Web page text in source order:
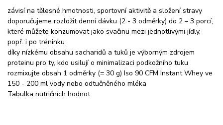
závisí na tělesné hmotnosti, sportovní aktivitě a složení stravy
doporučujeme rozložit denní dávku (2 - 3 odměrky) do 2 – 3 porcí,
které můžete konzumovat jako svačinu mezi jednotlivými jídly,
popř. i po tréninku
díky nízkému obsahu sacharidů a tuků je výborným zdrojem
proteinu pro ty, kdo usilují o minimalizaci podkožního tuku
rozmixujte obsah 1 odměrky (= 30 g) Iso 90 CFM Instant Whey ve
150 - 200 ml vody nebo odtučněného mléka
Tabulka nutričních hodnot: